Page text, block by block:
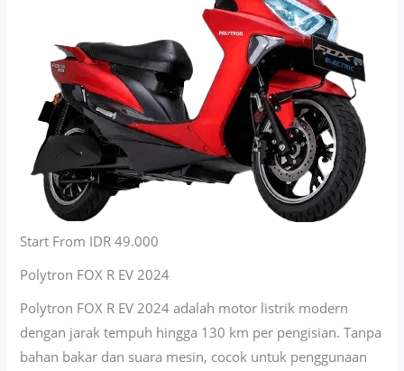
Start From IDR 49.000
Polytron FOX R EV 2024
Polytron FOX R EV 2024 adalah motor listrik modern
dengan jarak tempuh hingga 130 km per pengisian. Tanpa
bahan bakar dan suara mesin, cocok untuk penggunaan